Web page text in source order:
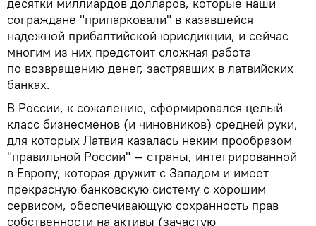
сограждане "припарковали" в казавшейся
надежной прибалтийской юрисдикции, и сейчас
многим из них предстоит сложная работа
по возвращению денег, застрявших в латвийских
банках.
В России, к сожалению, сформировался целый
класс бизнесменов (и чиновников) средней руки,
для которых Латвия казалась неким прообразом
"правильной России" — страны, интегрированной
в Европу, которая дружит с Западом и имеет
прекрасную банковскую систему с хорошим
сервисом, обеспечивающую сохранность прав
собственности на активы (зачастую